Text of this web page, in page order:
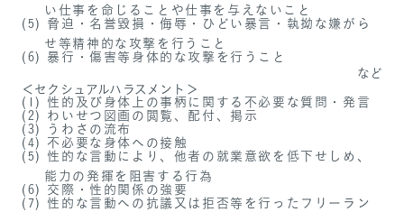
い仕事を命じることや仕事を与えないこと
脅迫・名誉毀損・侮辱・ひどい暴言・執拗な嫌がら
せ等精神的な攻撃を行うこと
暴行・傷害等身体的な攻撃を行うこと
など
＜セクシュアルハラスメント＞
性的及び身体上の事柄に関する不必要な質問・発言
わいせつ図画の閲覧、配付、掲示
うわさの流布
不必要な身体への接触
性的な言動により、他者の就業意欲を低下せしめ、
能力の発揮を阻害する行為
交際・性的関係の強要
性的な言動への抗議又は拒否等を行ったフリーラン